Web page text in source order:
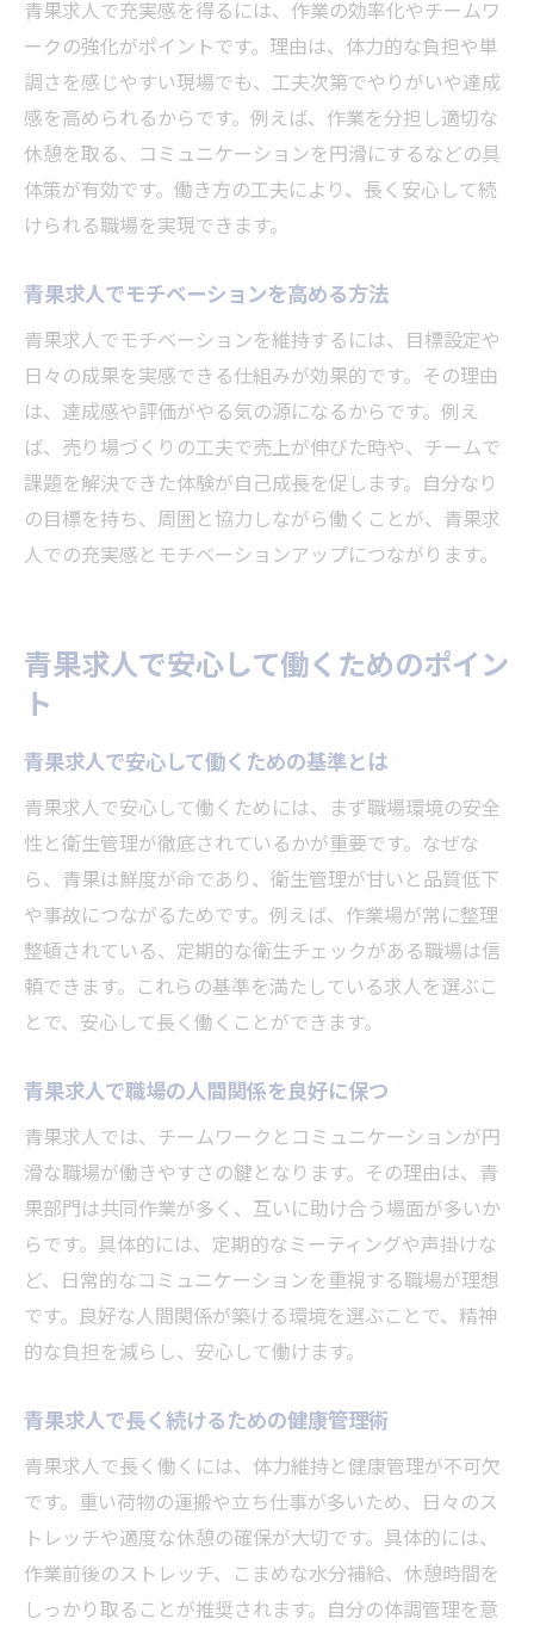
青果求人で充実感を得るには、作業の効率化やチームワ
ークの強化がポイントです。理由は、体力的な負担や単
調さを感じやすい現場でも、工夫次第でやりがいや達成
感を高められるからです。例えば、作業を分担し適切な
休憩を取る、コミュニケーションを円滑にするなどの具
体策が有効です。働き方の工夫により、長く安心して続
けられる職場を実現できます。
青果求人でモチベーションを高める方法
青果求人でモチベーションを維持するには、目標設定や
日々の成果を実感できる仕組みが効果的です。その理由
は、達成感や評価がやる気の源になるからです。例え
ば、売り場づくりの工夫で売上が伸びた時や、チームで
課題を解決できた体験が自己成長を促します。自分なり
の目標を持ち、周囲と協力しながら働くことが、青果求
人での充実感とモチベーションアップにつながります。
青果求人で安心して働くためのポイン
ト
青果求人で安心して働くための基準とは
青果求人で安心して働くためには、まず職場環境の安全
性と衛生管理が徹底されているかが重要です。なぜな
ら、青果は鮮度が命であり、衛生管理が甘いと品質低下
や事故につながるためです。例えば、作業場が常に整理
整頓されている、定期的な衛生チェックがある職場は信
頼できます。これらの基準を満たしている求人を選ぶこ
とで、安心して長く働くことができます。
青果求人で職場の人間関係を良好に保つ
青果求人では、チームワークとコミュニケーションが円
滑な職場が働きやすさの鍵となります。その理由は、青
果部門は共同作業が多く、互いに助け合う場面が多いか
らです。具体的には、定期的なミーティングや声掛けな
ど、日常的なコミュニケーションを重視する職場が理想
です。良好な人間関係が築ける環境を選ぶことで、精神
的な負担を減らし、安心して働けます。
青果求人で長く続けるための健康管理術
青果求人で長く働くには、体力維持と健康管理が不可欠
です。重い荷物の運搬や立ち仕事が多いため、日々のス
トレッチや適度な休憩の確保が大切です。具体的には、
作業前後のストレッチ、こまめな水分補給、休憩時間を
しっかり取ることが推奨されます。自分の体調管理を意